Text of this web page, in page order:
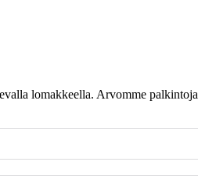
lomakkeella. Arvomme